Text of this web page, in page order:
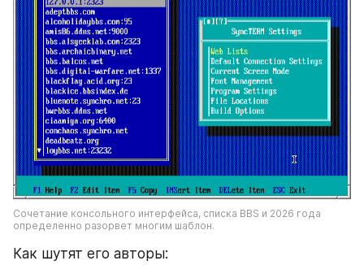
Сочетание консольного интерфейса, списка BBS и 2026 года
определенно разорвет многим шаблон.
Как шутят его авторы: